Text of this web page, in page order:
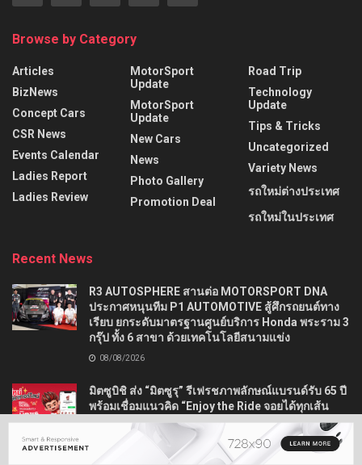
Browse by Category
Articles
BizNews
Concept Cars
CSR News
Events Calendar
Ladies Report
Ladies Review
MotorSport
Update
MotorSport
Update
New Cars
News
Photo Gallery
Promotion Deal
Road Trip
Technology
Update
Tips & Tricks
Uncategorized
Variety News
รถใหม่ต่างประเทศ
รถใหม่ในประเทศ
Recent News
R3 AUTOSPHERE สานต่อ MOTORSPORT DNA
ประกาศหนุนทีม P1 AUTOMOTIVE สู้ศึกรถยนต์ทาง
เรียบ ยกระดับมาตรฐานศูนย์บริการ Honda พระราม 3
กรุ๊ป ทั้ง 6 สาขา ด้วยเทคโนโลยีสนามแข่ง
08/08/2026
มิตซูบิชิ ส่ง “มิตซูรุ” รีเฟรชภาพลักษณ์แบรนด์รับ 65 ปี
พร้อมเชื่อมแนวคิด “Enjoy the Ride จอยได้ทุกเส้น
ทาง” สู่ลูกค้าชาวไทยทุกเจเนอเรชัน